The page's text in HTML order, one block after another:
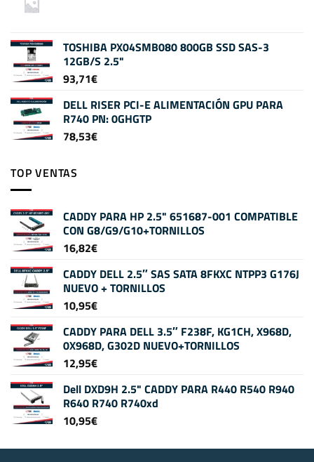
TOSHIBA PX04SMB080 800GB SSD SAS-3
12GB/S 2.5"
93,71€
DELL RISER PCI-E ALIMENTACIÓN GPU PARA
R740 PN: 0GHGTP
78,53€
TOP VENTAS
CADDY PARA HP 2.5" 651687-001 COMPATIBLE
CON G8/G9/G10+TORNILLOS
16,82€
CADDY DELL 2.5″ SAS SATA 8FKXC NTPP3 G176J
NUEVO + TORNILLOS
10,95€
CADDY PARA DELL 3.5″ F238F, KG1CH, X968D,
0X968D, G302D NUEVO+TORNILLOS
12,95€
Dell DXD9H 2.5" CADDY PARA R440 R540 R940
R640 R740 R740xd
10,95€